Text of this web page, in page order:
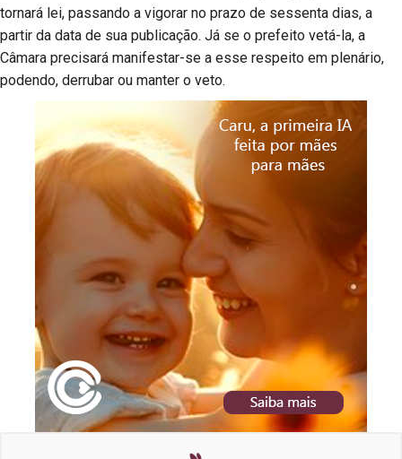
tornará lei, passando a vigorar no prazo de sessenta dias, a
partir da data de sua publicação. Já se o prefeito vetá-la, a
Câmara precisará manifestar-se a esse respeito em plenário,
podendo, derrubar ou manter o veto.